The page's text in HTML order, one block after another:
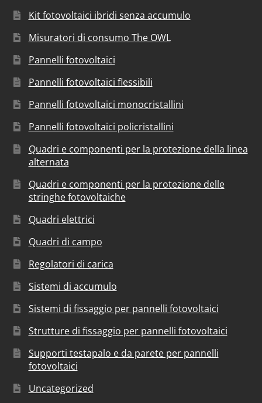
Kit fotovoltaici ibridi senza accumulo
Misuratori di consumo The OWL
Pannelli fotovoltaici
Pannelli fotovoltaici flessibili
Pannelli fotovoltaici monocristallini
Pannelli fotovoltaici policristallini
Quadri e componenti per la protezione della linea
alternata
Quadri e componenti per la protezione delle
stringhe fotovoltaiche
Quadri elettrici
Quadri di campo
Regolatori di carica
Sistemi di accumulo
Sistemi di fissaggio per pannelli fotovoltaici
Strutture di fissaggio per pannelli fotovoltaici
Supporti testapalo e da parete per pannelli
fotovoltaici
Uncategorized